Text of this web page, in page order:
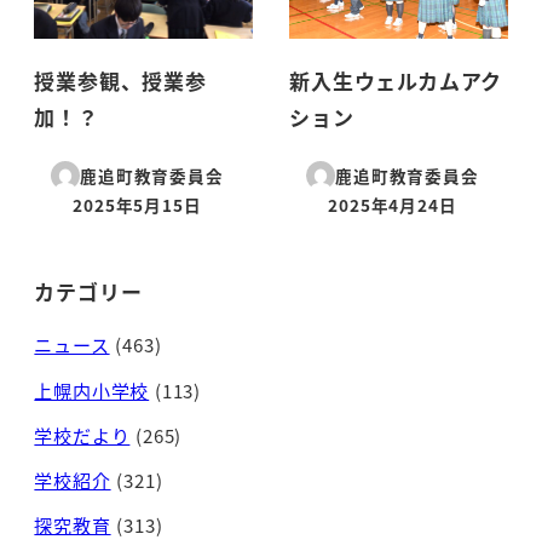
授業参観、授業参
加！？
鹿追町教育委員会
投稿日
2025年5月15日
新入生ウェルカムアク
ション
鹿追町教育委員会
投稿日
2025年4月24日
カテゴリー
ニュース (463)
上幌内小学校 (113)
学校だより (265)
学校紹介 (321)
探究教育 (313)